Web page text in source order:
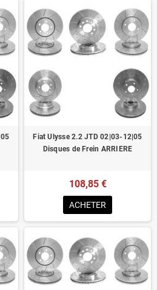
technique
Fiat Ulysse 2.2 JTD 02|03-12|05
Disques de Frein ARRIERE
108,85 €
ACHETER